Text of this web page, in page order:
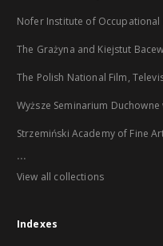
Nofer Institute of Occupational
The Grażyna and Kiejstut
The Polish National Film,
Wyższe Seminarium Duchowne
Strzemiński Academy of Fine
...
View all collections
Indexes